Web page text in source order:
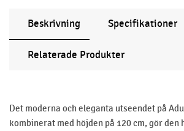
Beskrivning Specifikationer
Relaterade Produkter
Det moderna och eleganta utseendet på
kombinerat med höjden på 120 cm, gör den